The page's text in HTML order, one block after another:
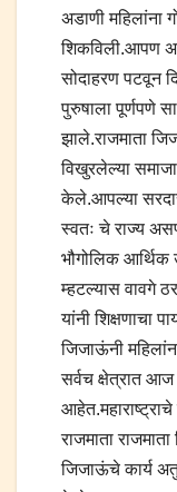
अडाणी महिलांना
शिकविली.आपण
सोदाहरण पटवून
पुरुषाला पूर्णपणे
झाले.राजमाता
विखुरलेल्या
केले.आपल्या
स्वतः चे राज्य
भौगोलिक आर्थिक
म्हटल्यास वावगे
यांनी शिक्षणाचा
जिजाऊंनी
सर्वच क्षेत्रात आज
आहेत.महाराष्ट्राचे
राजमाता
जिजाऊंचे कार्य